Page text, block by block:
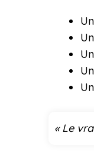
« Le